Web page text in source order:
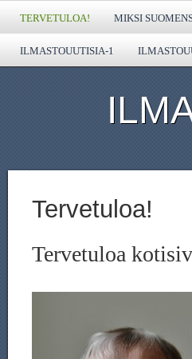
TERVETULOA! MIKSI
ILMASTOUUTISIA-1
Tervetuloa!
Tervetuloa